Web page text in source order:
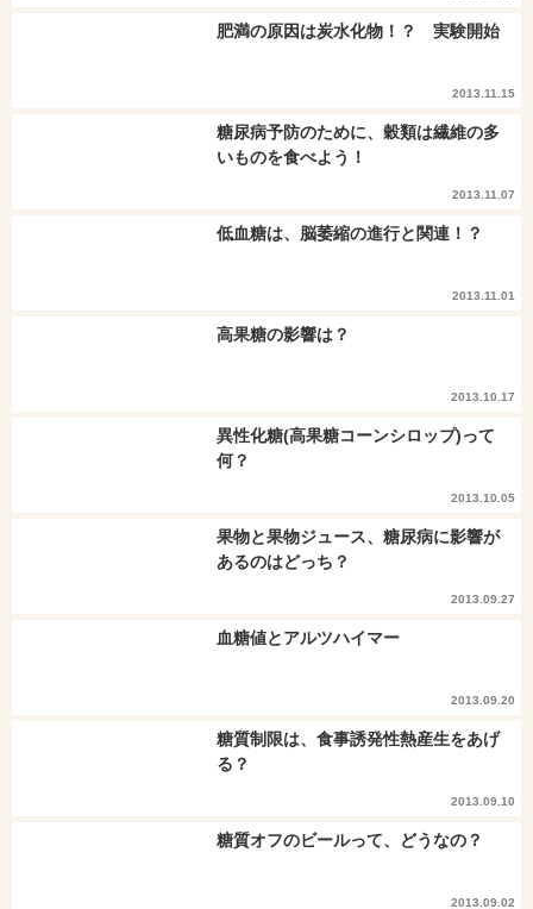
肥満の原因は炭水化物！？ 実験開始
2013.11.15
糖尿病予防のために、穀類は繊維の多
いものを食べよう！
2013.11.07
低血糖は、脳萎縮の進行と関連！？
2013.11.01
高果糖の影響は？
2013.10.17
異性化糖(高果糖コーンシロップ)って
何？
2013.10.05
果物と果物ジュース、糖尿病に影響が
あるのはどっち？
2013.09.27
血糖値とアルツハイマー
2013.09.20
糖質制限は、食事誘発性熱産生をあげ
る？
2013.09.10
糖質オフのビールって、どうなの？
2013.09.02